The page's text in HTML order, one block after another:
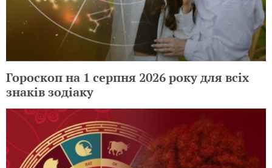
Гороскоп на 1 серпня 2026 року для всіх
знаків зодіаку